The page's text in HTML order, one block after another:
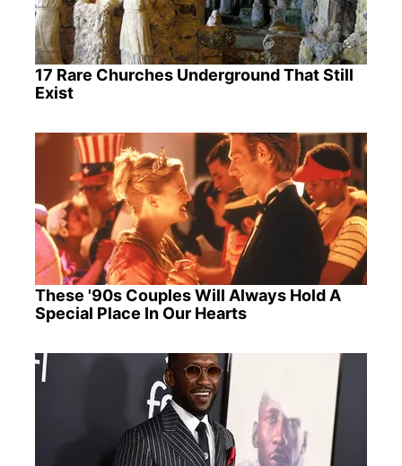
17 Rare Churches Underground That Still
Exist
These '90s Couples Will Always Hold A
Special Place In Our Hearts